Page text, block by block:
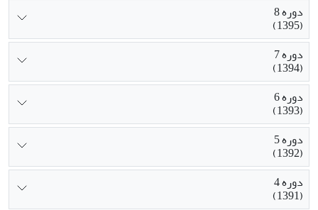
دوره 8
(1395)
دوره 7
(1394)
دوره 6
(1393)
دوره 5
(1392)
دوره 4
(1391)